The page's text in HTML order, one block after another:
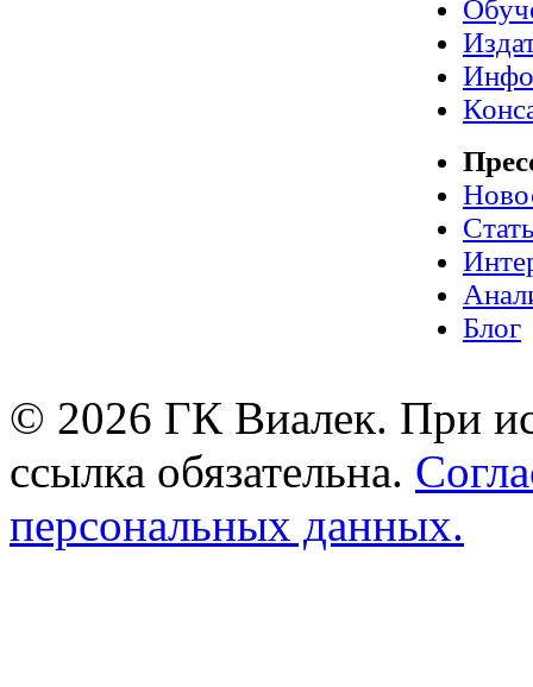
Блог
© 2026 ГК Виалек. При
ссылка обязательна.
персональных данных.